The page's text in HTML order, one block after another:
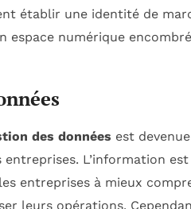
établir une identité de
espace numérique
des données est
L’information
entreprises à mieux
leurs opérations.